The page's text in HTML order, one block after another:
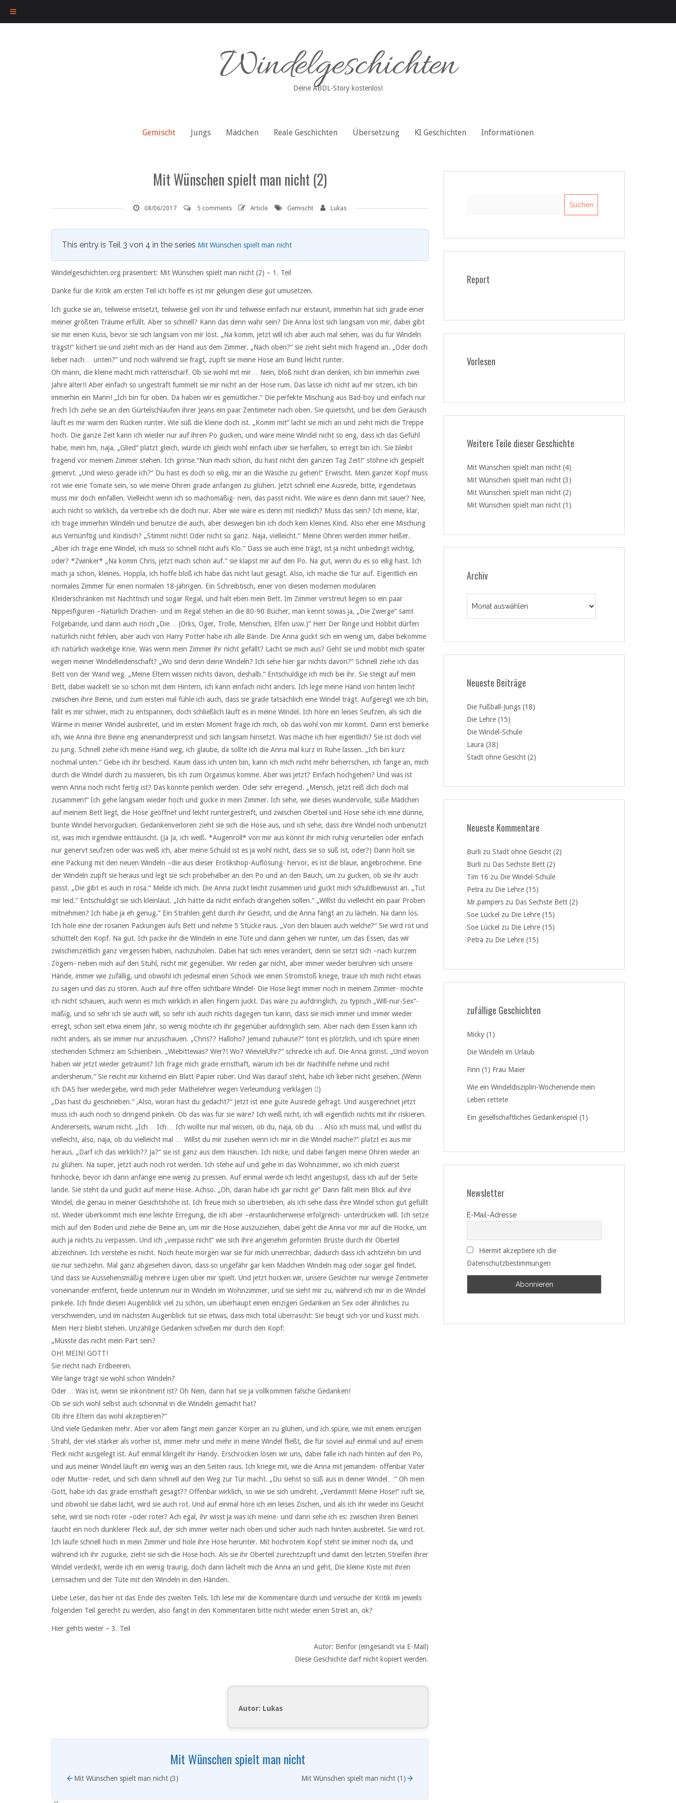
Windelgeschichten
Deine ABDL-Story kostenlos!
Gemischt Jungs Mädchen Reale Geschichten Übersetzung KI Geschichten Informationen
Mit Wünschen spielt man nicht (2)
08/06/2017 5 comments Article Gemischt Lukas
This entry is Teil 3 von 4 in the series Mit Wünschen spielt man nicht
Windelgeschichten.org präsentiert: Mit Wünschen spielt man nicht (2) – 1. Teil
Danke für die Kritik am ersten Teil ich hoffe es ist mir gelungen diese gut umusetzen.
Ich gucke sie an, teilweise entsetzt, teilweise geil von ihr und teilweise einfach nur erstaunt, immerhin hat sich grade einer
meiner größten Träume erfüllt. Aber so schnell? Kann das denn wahr sein? Die Anna löst sich langsam von mir, dabei gibt
sie mir einen Kuss, bevor sie sich langsam von mir löst. „Na komm, jetzt will ich aber auch mal sehen, was du für Windeln
trägst!“ kichert sie und zieht mich an der Hand aus dem Zimmer. „Nach oben?“ sie zieht sieht mich fragend an. „Oder doch
lieber nach… unten?“ und noch während sie fragt, zupft sie meine Hose am Bund leicht runter.
Oh mann, die kleine macht mich rattenscharf. Ob sie wohl mit mir… Nein, bloß nicht dran denken, ich bin immerhin zwei
Jahre älter!! Aber einfach so ungestraft fummelt sie mir nicht an der Hose rum. Das lasse ich nicht auf mir sitzen, ich bin
immerhin ein Mann! „Ich bin für oben. Da haben wir es gemütlicher.“ Die perfekte Mischung aus Bad-boy und einfach nur
frech Ich ziehe sie an den Gürtelschlaufen ihrer Jeans ein paar Zentimeter nach oben. Sie quietscht, und bei dem Geräusch
läuft es mir warm den Rücken runter. Wie süß die kleine doch ist. „Komm mit“ lacht sie mich an und zieht mich die Treppe
hoch. Die ganze Zeit kann ich wieder nur auf ihren Po gucken, und wäre meine Windel nicht so eng, dass ich das Gefühl
habe, mein hm, naja, „Glied“ platzt gleich, würde ich gleich wohl einfach über sie herfallen, so erregt bin ich. Sie bleibt
fragend vor meinem Zimmer stehen. Ich grinse.“Nun mach schon, du hast nicht den ganzen Tag Zeit!“ stöhne ich gespielt
genervt. „Und wieso gerade ich?“ Du hast es doch so eilig, mir an die Wäsche zu gehen!“ Erwischt. Mein ganzer Kopf muss
rot wie eine Tomate sein, so wie meine Ohren grade anfangen zu glühen. Jetzt schnell eine Ausrede, bitte, irgendetwas
muss mir doch einfallen. Vielleicht wenn ich so machomäßig- nein, das passt nicht. Wie wäre es denn dann mit sauer? Nee,
auch nicht so wirklich, da vertreibe ich die doch nur. Aber wie wäre es denn mit niedlich? Muss das sein? Ich meine, klar,
ich trage immerhin Windeln und benutze die auch, aber deswegen bin ich doch kein kleines Kind. Also eher eine Mischung
aus Vernünftig und Kindisch? „Stimmt nicht! Oder nicht so ganz. Naja, vielleicht.“ Meine Ohren werden immer heißer.
„Aber ich trage eine Windel, ich muss so schnell nicht aufs Klo.“ Dass sie auch eine trägt, ist ja nicht unbedingt wichtig,
oder? *Zwinker* „Na komm Chris, jetzt mach schon auf.“ sie klapst mir auf den Po. Na gut, wenn du es so eilig hast. Ich
mach ja schon, kleines. Hoppla, ich hoffe bloß ich habe das nicht laut gesagt. Also, ich mache die Tür auf. Eigentlich ein
normales Zimmer für einen normalen 18-jährigen. Ein Schreibtisch, einer von diesen modernen modularen
Kleiderschränken mit Nachttisch und sogar Regal, und halt eben mein Bett. Im Zimmer verstreut liegen so ein paar
Nippesfiguren –Natürlich Drachen- und im Regal stehen an die 80-90 Bücher, man kennt sowas ja, „Die Zwerge“ samt
Folgebände, und dann auch noch „Die… (Orks, Oger, Trolle, Menschen, Elfen usw.)“ Herr Der Ringe und Hobbit dürfen
natürlich nicht fehlen, aber auch von Harry Potter habe ich alle Bände. Die Anna guckt sich ein wenig um, dabei bekomme
ich natürlich wackelige Knie. Was wenn mein Zimmer ihr nicht gefällt? Lacht sie mich aus? Geht sie und mobbt mich später
wegen meiner Windelleidenschaft? „Wo sind denn deine Windeln? Ich sehe hier gar nichts davon?“ Schnell ziehe ich das
Bett von der Wand weg. „Meine Eltern wissen nichts davon, deshalb.“ Entschuldige ich mich bei ihr. Sie steigt auf mein
Bett, dabei wackelt sie so schön mit dem Hintern, ich kann einfach nicht anders. Ich lege meine Hand von hinten leicht
zwischen ihre Beine, und zum ersten mal fühle ich auch, dass sie grade tatsächlich eine Windel trägt. Aufgeregt wie ich bin,
fällt es mir schwer, mich zu entspannen, doch schließlich läuft es in meine Windel. Ich höre ein leises Seufzen, als sich die
Wärme in meiner Windel ausbreitet, und im ersten Moment frage ich mich, ob das wohl von mir kommt. Dann erst bemerke
ich, wie Anna ihre Beine eng aneinanderpresst und sich langsam hinsetzt. Was mache ich hier eigentlich? Sie ist doch viel
zu jung. Schnell ziehe ich meine Hand weg, ich glaube, da sollte ich die Anna mal kurz in Ruhe lassen. „Ich bin kurz
nochmal unten.“ Gebe ich ihr bescheid. Kaum dass ich unten bin, kann ich mich nicht mehr beherrschen, ich fange an, mich
durch die Windel durch zu massieren, bis ich zum Orgasmus komme. Aber was jetzt? Einfach hochgehen? Und was ist
wenn Anna noch nicht fertig ist? Das könnte peinlich werden. Oder sehr erregend. „Mensch, jetzt reiß dich doch mal
zusammen!“ Ich gehe langsam wieder hoch und gucke in mein Zimmer. Ich sehe, wie dieses wundervolle, süße Mädchen
auf meinem Bett liegt, die Hose geöffnet und leicht runtergestreift, und zwischen Oberteil und Hose sehe ich eine dünne,
bunte Windel hervorgucken. Gedankenverloren zieht sie sich die Hose aus, und ich sehe, dass ihre Windel noch unbenutzt
ist, was mich irgendwie enttäuscht. (Ja Ja, ich weiß. *Augenroll* von mir aus könnt ihr mich ruhig verurteilen oder einfach
nur genervt seufzen oder was weiß ich, aber meine Schuld ist es ja wohl nicht, dass sie so süß ist, oder?) Dann holt sie
eine Packung mit den neuen Windeln –die aus dieser Erotikshop-Auflösung- hervor, es ist die blaue, angebrochene. Eine
der Windeln zupft sie heraus und legt sie sich probehalber an den Po und an den Bauch, um zu gucken, ob sie ihr auch
passt. „Die gibt es auch in rosa.“ Melde ich mich. Die Anna zuckt leicht zusammen und guckt mich schuldbewusst an. „Tut
mir leid.“ Entschuldigt sie sich kleinlaut. „Ich hätte da nicht einfach drangehen sollen.“ „Willst du vielleicht ein paar Proben
mitnehmen? Ich habe ja eh genug.“ Ein Strahlen geht durch ihr Gesicht, und die Anna fängt an zu lächeln. Na dann los.
Ich hole eine der rosanen Packungen aufs Bett und nehme 5 Stücke raus. „Von den blauen auch welche?“ Sie wird rot und
schüttelt den Kopf. Na gut. Ich packe ihr die Windeln in eine Tüte und dann gehen wir runter, um das Essen, das wir
zwischenzeitlich ganz vergessen haben, nachzuholen. Dabei hat sich eines verändert, denn sie setzt sich –nach kurzem
Zögern- neben mich auf den Stuhl, nicht mir gegenüber. Wir reden gar nicht, aber immer wieder berühren sich unsere
Hände, immer wie zufällig, und obwohl ich jedesmal einen Schock wie einen Stromstoß kriege, traue ich mich nicht etwas
zu sagen und das zu stören. Auch auf ihre offen sichtbare Windel- Die Hose liegt immer noch in meinem Zimmer- möchte
ich nicht schauen, auch wenn es mich wirklich in allen Fingern juckt. Das wäre zu aufdringlich, zu typisch „Will-nur-Sex“-
mäßig, und so sehr ich sie auch will, so sehr ich auch nichts dagegen tun kann, dass sie mich immer und immer wieder
erregt, schon seit etwa einem Jahr, so wenig möchte ich ihr gegenüber aufdringlich sein. Aber nach dem Essen kann ich
nicht anders, als sie immer nur anzuschauen. „Chris?? Halloho? Jemand zuhause?“ tönt es plötzlich, und ich spüre einen
stechenden Schmerz am Schienbein. „Wiebittewas? Wer?! Wo? WievielUhr?“ schrecke ich auf. Die Anna grinst. „Und wovon
haben wir jetzt wieder geträumt? Ich frage mich grade ernsthaft, warum ich bei dir Nachhilfe nehme und nicht
andersherum.“ Sie reicht mir kichernd ein Blatt Papier rüber. Und Was darauf steht, habe ich lieber nicht gesehen. (Wenn
ich DAS hier wiedergebe, wird mich jeder Mathelehrer wegen Verleumdung verklagen )
„Das hast du geschrieben.“ ‚Also, woran hast du gedacht?“ Jetzt ist eine gute Ausrede gefragt. Und ausgerechnet jetzt
muss ich auch noch so dringend pinkeln. Ob das was für sie wäre? Ich weiß nicht, ich will eigentlich nichts mit ihr riskieren.
Andererseits, warum nicht. „Ich… Ich… Ich wollte nur mal wissen, ob du, naja, ob du…. Also ich muss mal, und willst du
vielleicht, also, naja, ob du vielleicht mal … Willst du mir zusehen wenn ich mir in die Windel mache?“ platzt es aus mir
heraus. „Darf ich das wirklich?? Ja?“ sie ist ganz aus dem Häuschen. Ich nicke, und dabei fangen meine Ohren wieder an
zu glühen. Na super, jetzt auch noch rot werden. Ich stehe auf und gehe in das Wohnzimmer, wo ich mich zuerst
hinhocke, bevor ich dann anfange eine wenig zu pressen. Auf einmal werde ich leicht angestupst, dass ich auf der Seite
lande. Sie steht da und guckt auf meine Hose. Achso. „Oh, daran habe ich gar nicht ge“ Dann fällt mein Blick auf ihre
Windel, die genau in meiner Gesichtshöhe ist. Ich freue mich so übertrieben, als ich sehe dass ihre Windel schon gut gefüllt
ist. Wieder überkommt mich eine leichte Erregung, die ich aber –erstaunlicherweise erfolgreich- unterdrücken will. Ich setze
mich auf den Boden und ziehe die Beine an, um mir die Hose auszuziehen, dabei geht die Anna vor mir auf die Hocke, um
auch ja nichts zu verpassen. Und ich „verpasse nicht“ wie sich ihre angenehm geformten Brüste durch ihr Oberteil
abzeichnen. Ich verstehe es nicht. Noch heute morgen war sie für mich unerreichbar, dadurch dass ich achtzehn bin und
sie nur sechzehn. Mal ganz abgesehen davon, dass so ungefähr gar kein Mädchen Windeln mag oder sogar geil findet.
Und dass sie Aussehensmäßig mehrere Ligen über mir spielt. Und jetzt hocken wir, unsere Gesichter nur wenige Zentimeter
voneinander entfernt, beide untenrum nur in Windeln im Wohnzimmer, und sie sieht mir zu, während ich mir in die Windel
pinkele. Ich finde diesen Augenblick viel zu schön, um überhaupt einen einzigen Gedanken an Sex oder ähnliches zu
verschwenden, und im nächsten Augenblick tut sie etwas, dass mich total überrascht: Sie beugt sich vor und küsst mich.
Mein Herz bleibt stehen. Unzählige Gedanken schießen mir durch den Kopf:
„Müsste das nicht mein Part sein?
OH! MEIN! GOTT!
Sie riecht nach Erdbeeren.
Wie lange trägt sie wohl schon Windeln?
Oder… Was ist, wenn sie inkontinent ist? Oh Nein, dann hat sie ja vollkommen falsche Gedanken!
Ob sie sich wohl selbst auch schonmal in die Windeln gemacht hat?
Ob ihre Eltern das wohl akzeptieren?“
Und viele Gedanken mehr. Aber vor allem fängt mein ganzer Körper an zu glühen, und ich spüre, wie mit einem einzigen
Strahl, der viel stärker als vorher ist, immer mehr und mehr in meine Windel fließt, die für soviel auf einmal und auf einem
Fleck nicht ausgelegt ist. Auf einmal klingelt ihr Handy. Erschrocken lösen wir uns, dabei falle ich nach hinten auf den Po,
und aus meiner Windel läuft ein wenig was an den Seiten raus. Ich kriege mit, wie die Anna mit jemandem- offenbar Vater
oder Mutter- redet, und sich dann schnell auf den Weg zur Tür macht. „Du siehst so süß aus in deiner Windel…“ Oh mein
Gott, habe ich das grade ernsthaft gesagt?? Offenbar wirklich, so wie sie sich umdreht. „Verdammt! Meine Hose!“ ruft sie,
und obwohl sie dabei lacht, wird sie auch rot. Und auf einmal höre ich ein leises Zischen, und als ich ihr wieder ins Gesicht
sehe, wird sie noch röter –oder roter? Ach egal, ihr wisst ja was ich meine- und dann sehe ich es: zwischen ihren Beinen
taucht ein noch dunklerer Fleck auf, der sich immer weiter nach oben und sicher auch nach hinten ausbreitet. Sie wird rot.
Ich laufe schnell hoch in mein Zimmer und hole ihre Hose herunter. Mit hochrotem Kopf steht sie immer noch da, und
während ich ihr zugucke, zieht sie sich die Hose hoch. Als sie ihr Oberteil zurechtzupft und damit den letzten Streifen ihrer
Windel verdeckt, werde ich ein wenig traurig, doch dann lächelt mich die Anna an und geht, Die kleine Kiste mit ihren
Lernsachen und der Tüte mit den Windeln in den Händen.
Liebe Leser, das hier ist das Ende des zweiten Teils. Ich lese mir die Kommentare durch und versuche der Kritik im jeweils
folgenden Teil gerecht zu werden, also fangt in den Kommentaren bitte nicht wieder einen Streit an, ok?
Hier gehts weiter – 3. Teil
Autor: Benfor (eingesandt via E-Mail)
Diese Geschichte darf nicht kopiert werden.
Autor: Lukas
Mit Wünschen spielt man nicht
Mit Wünschen spielt man nicht (3) Mit Wünschen spielt man nicht (1)
Report
Vorlesen
Weitere Teile dieser Geschichte
Mit Wünschen spielt man nicht (4)
Mit Wünschen spielt man nicht (3)
Mit Wünschen spielt man nicht (2)
Mit Wünschen spielt man nicht (1)
Archiv
Neueste Beiträge
Die Fußball-Jungs (18)
Die Lehre (15)
Die Windel-Schule
Laura (38)
Stadt ohne Gesicht (2)
Neueste Kommentare
Burli zu Stadt ohne Gesicht (2)
Burli zu Das Sechste Bett (2)
Tim 16 zu Die Windel-Schule
Petra zu Die Lehre (15)
Mr.pampers zu Das Sechste Bett (2)
Soe Lückel zu Die Lehre (15)
Soe Lückel zu Die Lehre (15)
Petra zu Die Lehre (15)
zufällige Geschichten
Micky (1)
Die Windeln im Urlaub
Finn (1) Frau Maier
Wie ein Windeldisziplin-Wochenende mein
Leben rettete
Ein gesellschaftliches Gedankenspiel (1)
Newsletter
E-Mail-Adresse
Hiermit akzeptiere ich die
Datenschutzbestimmungen